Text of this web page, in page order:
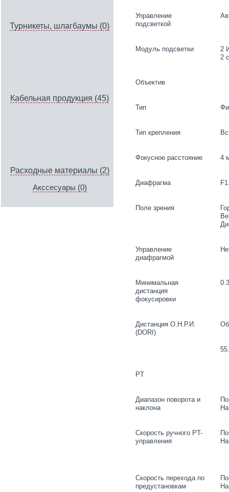
Турникеты, шлагбаумы (0)
Кабельная продукция (45)
Расходные материалы (2)
Акссесуары (0)
Управление
подсветкой
Модуль подсветки
2
2
Объектив
Тип
Тип крепления
Фокусное расстояние 4
Диафрагма
Поле зрения
Управление
диафрагмой
Минимальная
дистанция
фокусировки
Дистанция О.Н.Р.И.
(DORI)
PT
Диапазон поворота и
наклона
Скорость ручного PT-
управления
Скорость перехода по
предустановкам